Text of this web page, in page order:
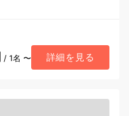
/ 1名 〜 詳細を見る